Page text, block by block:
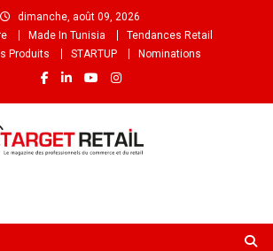
dimanche, août 09, 2026
Made In Tunisia
Tendances Retail
Produits
STARTUP Nominations